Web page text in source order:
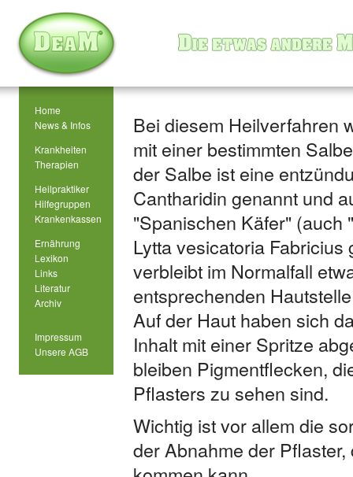
Home
News & Infos
Krankheiten
Therapien
Heilpraktiker
Hilfegruppen
Krankenkassen
Ernährung
Lexikon
Links
Literatur
Archiv
Impressum
Unsere AGB
Bei diesem Heilverfahren
mit einer bestimmten
der Salbe ist eine
Cantharidin genannt und
"Spanischen Käfer" (auch
Lytta vesicatoria Fabricius
verbleibt im Normalfall
entsprechenden
Auf der Haut haben sich
Inhalt mit einer Spritze
bleiben Pigmentflecken,
Pflasters zu sehen sind.
Wichtig ist vor allem die
der Abnahme der